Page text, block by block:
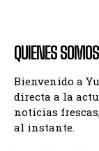
QUIENES SOMOS
Bienvenido a
directa a la
noticias
al instante.